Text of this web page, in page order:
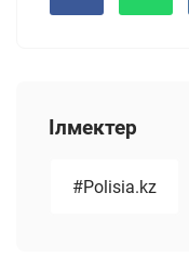
Ілмектер
#Polisia.kz